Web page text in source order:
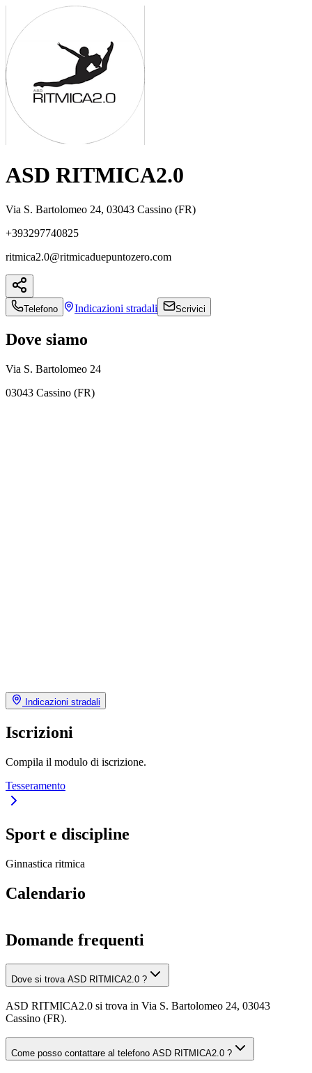
ASD RITMICA2.0
Via S. Bartolomeo 24, 03043 Cassino (FR)
+393297740825
ritmica2.0@ritmicaduepuntozero.com
Telefono Indicazioni stradali Scrivici
Dove siamo
Via S. Bartolomeo 24
03043 Cassino (FR)
Indicazioni stradali
Iscrizioni
Compila il modulo di iscrizione.
Tesseramento
Sport e discipline
Ginnastica ritmica
Calendario
Domande frequenti
Dove si trova ASD RITMICA2.0 ?
ASD RITMICA2.0 si trova in Via S. Bartolomeo 24, 03043
Cassino (FR).
Come posso contattare al telefono ASD RITMICA2.0 ?